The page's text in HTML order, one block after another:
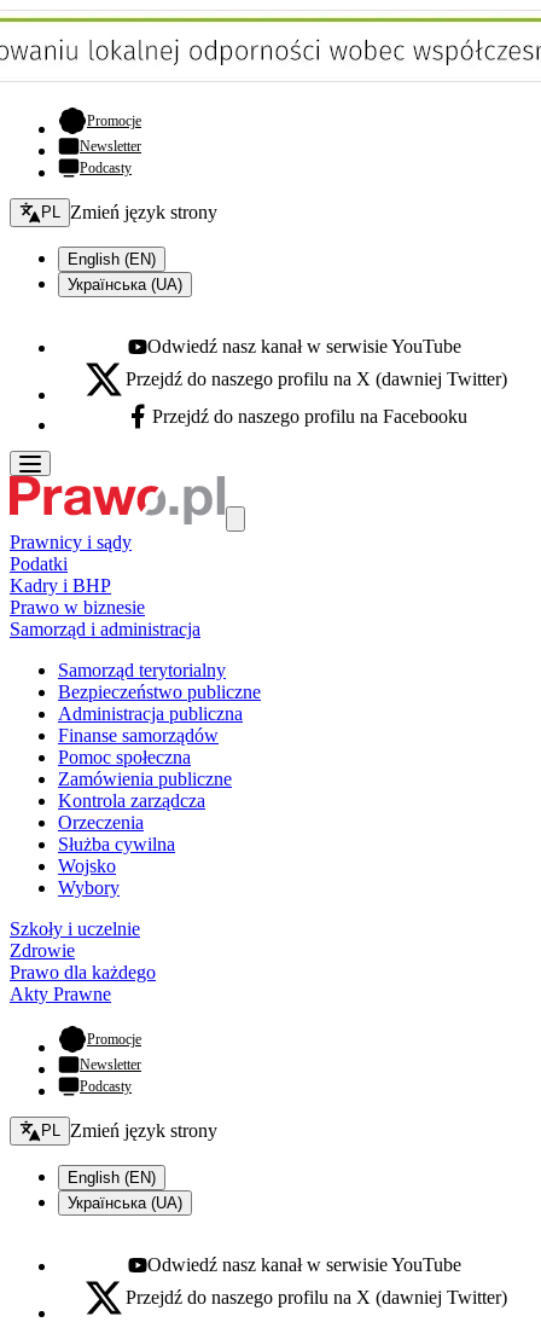
Promocje- otwiera się w nowej karcie
Newsletter
Podcasty
Zmień język - bieżący:
PL Zmień język strony
English (EN)
Українська (UA)
Youtube - otwiera się w nowej karcie
Odwiedź nasz kanał w serwisie YouTube
X - otwiera się w nowej karcie
Przejdź do naszego profilu na X (dawniej Twitter)
Facebook - otwiera się w nowej karcie
Przejdź do naszego profilu na Facebooku
Prawnicy i sądy
Podatki
Kadry i BHP
Prawo w biznesie
Samorząd i administracja
Samorząd terytorialny
Bezpieczeństwo publiczne
Administracja publiczna
Finanse samorządów
Pomoc społeczna
Zamówienia publiczne
Kontrola zarządcza
Orzeczenia
Służba cywilna
Wojsko
Wybory
Szkoły i uczelnie
Zdrowie
Prawo dla każdego
Akty Prawne
Promocje- otwiera się w nowej karcie
Newsletter
Podcasty
Zmień język - bieżący:
PL Zmień język strony
English (EN)
Українська (UA)
Youtube - otwiera się w nowej karcie
Odwiedź nasz kanał w serwisie YouTube
X - otwiera się w nowej karcie
Przejdź do naszego profilu na X (dawniej Twitter)